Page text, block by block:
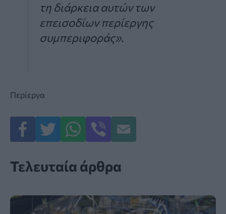
τη διάρκεια αυτών των
επεισοδίων περίεργης
συμπεριφοράς».
Περίεργα
Τελευταία άρθρα